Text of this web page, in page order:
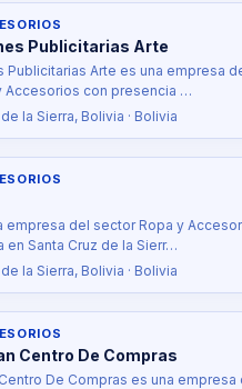
Publicitarias Arte
Publicitarias Arte es una empresa
Accesorios con presencia …
la Sierra, Bolivia · Bolivia
empresa del sector Ropa y
en Santa Cruz de la Sierr…
la Sierra, Bolivia · Bolivia
Centro De Compras
De Compras es una empresa